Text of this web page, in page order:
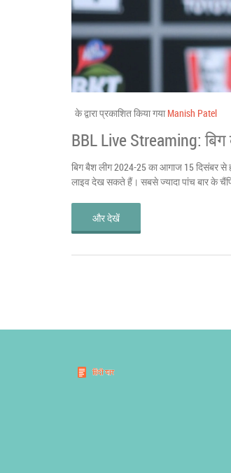
के द्वारा प्रकाशित किया गया Manish Patel
BBL Live Streaming:
बिग बैश लीग 2024-25 का आगाज 15 दिसंबर
लाइव देख सकते हैं। सबसे ज्यादा पांच बार के
और देखें